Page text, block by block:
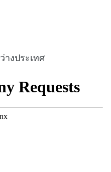
างประเทศ